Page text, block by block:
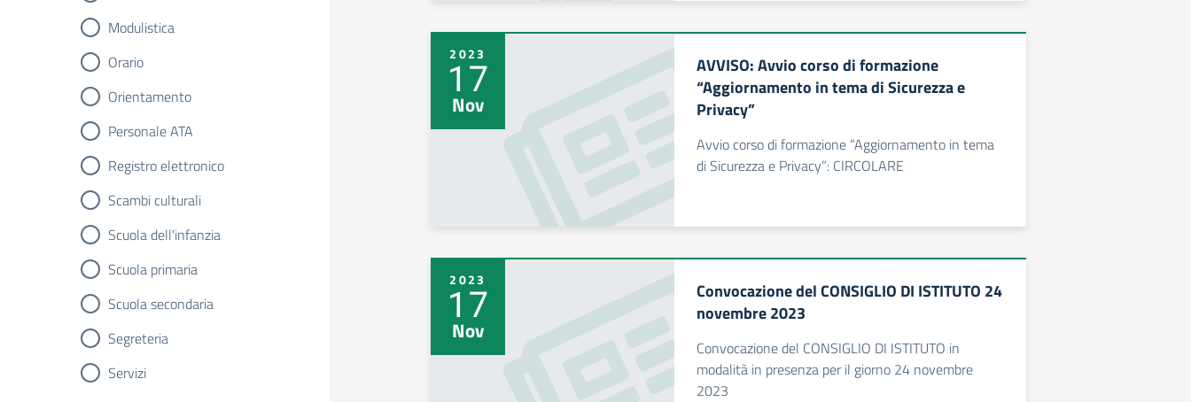
Modulistica
Orario
Orientamento
Personale ATA
Registro elettronico
Scambi culturali
Scuola dell'infanzia
Scuola primaria
Scuola secondaria
Segreteria
Servizi
2023
17
Nov
AVVISO: Avvio corso di formazione
“Aggiornamento in tema di Sicurezza e
Privacy”
Avvio corso di formazione “Aggiornamento in tema
di Sicurezza e Privacy”: CIRCOLARE
2023
17
Nov
Convocazione del CONSIGLIO DI ISTITUTO 24
novembre 2023
Convocazione del CONSIGLIO DI ISTITUTO in
modalità in presenza per il giorno 24 novembre
2023